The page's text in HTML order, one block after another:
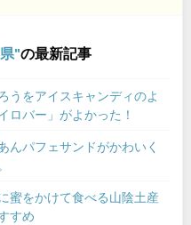
の最新記事
をアイスキャンディのよ
ロバー」がよかった！
パフェサンドがかわいく
蜜をかけて食べる山陰土産
すめ